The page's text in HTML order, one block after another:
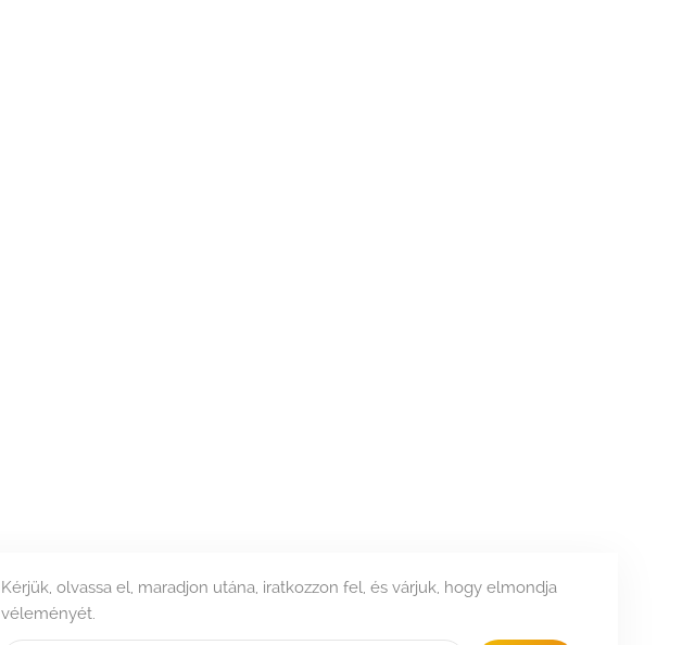
Kérjük, olvassa el, maradjon utána, iratkozzon fel, és várjuk, hogy elmondja
véleményét.